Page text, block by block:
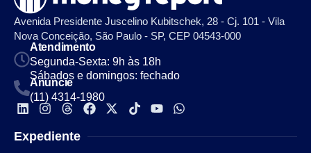
Avenida Presidente Juscelino Kubitschek, 28 - Cj. 101 - Vila
Nova Conceição, São Paulo - SP, CEP 04543-000
Atendimento
Segunda-Sexta: 9h às 18h
Sábados e domingos: fechado
Anuncie
(11) 4314-1980
Expediente